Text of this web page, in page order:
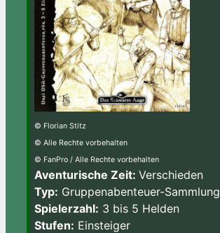
© Florian Stitz
© Alle Rechte vorbehalten
© FanPro / Alle Rechte vorbehalten
Aventurische Zeit:Verschieden
Typ: Gruppenabenteuer-Sammlung
Spielerzahl: 3 bis 5 Helden
Stufen: Einsteiger